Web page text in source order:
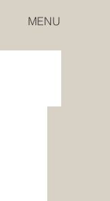
MENU